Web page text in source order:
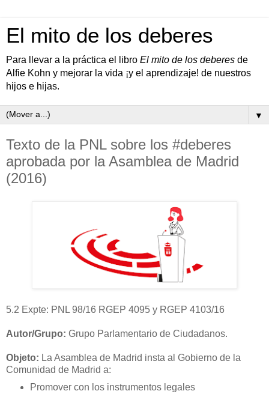
El mito de los deberes
Para llevar a la práctica el libro El mito de los deberes de
Alfie Kohn y mejorar la vida ¡y el aprendizaje! de nuestros
hijos e hijas.
▼
Texto de la PNL sobre los #deberes
aprobada por la Asamblea de Madrid
(2016)
5.2 Expte: PNL 98/16 RGEP 4095 y RGEP 4103/16
Autor/Grupo: Grupo Parlamentario de Ciudadanos.
Objeto: La Asamblea de Madrid insta al Gobierno de la
Comunidad de Madrid a:
Promover con los instrumentos legales